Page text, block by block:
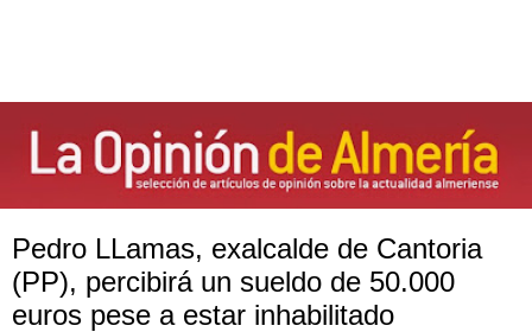
Pedro LLamas, exalcalde de Cantoria
(PP), percibirá un sueldo de 50.000
euros pese a estar inhabilitado